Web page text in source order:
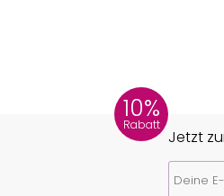
10%
Rabatt
Jetzt